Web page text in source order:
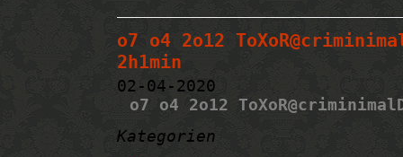
o7 o4 2o12
2h1min
02-04-2020
o7 o4 2o12
Kategorien